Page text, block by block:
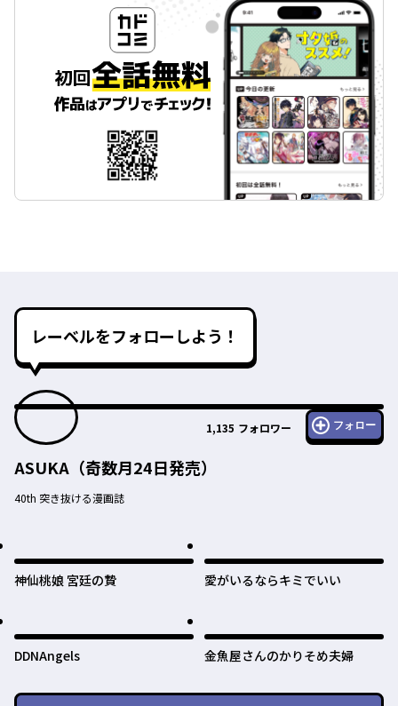
レーベルをフォローしよう！
1,135 フォロワー フォロー
ASUKA（奇数月24日発売）
40th 突き抜ける漫画誌
神仙桃娘 宮廷の贄 愛がいるならキミでいい
DDNAngels 金魚屋さんのかりそめ夫婦